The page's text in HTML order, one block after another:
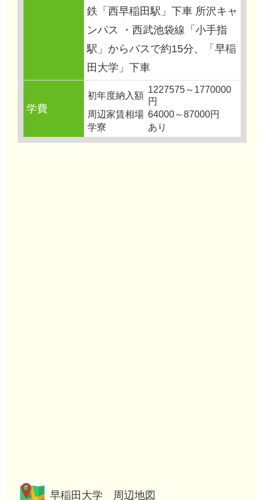
鉄「西早稲田駅」下車 所沢キャ
ンパス ・西武池袋線「小手指
駅」からバスで約15分、「早稲
田大学」下車
学費
初年度納入額
1227575～1770000
円
周辺家賃相場 64000～87000円
学寮
あり
早稲田大学 周辺地図